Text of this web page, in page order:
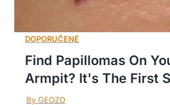
Find Papillomas On
Armpit? It's The First